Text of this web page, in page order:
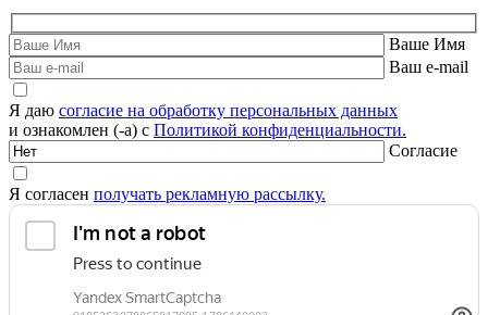
Ваше Имя
Ваш e-mail
Я даю согласие на обработку персональных данных
и ознакомлен (-а) с Политикой конфиденциальности.
Согласие
Я согласен получать рекламную рассылку.